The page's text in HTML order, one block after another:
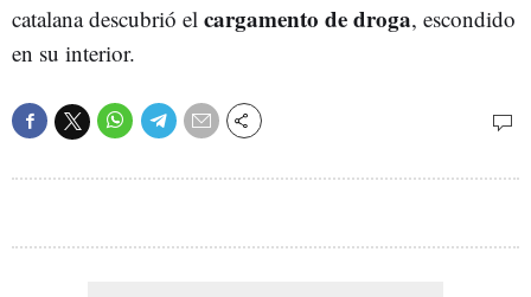
catalana descubrió el cargamento de droga, escondido
en su interior.